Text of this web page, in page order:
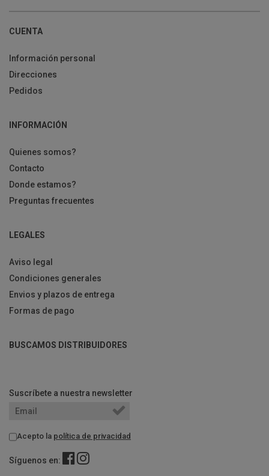
CUENTA
Información personal
Direcciones
Pedidos
INFORMACIÓN
Quienes somos?
Contacto
Donde estamos?
Preguntas frecuentes
LEGALES
Aviso legal
Condiciones generales
Envios y plazos de entrega
Formas de pago
BUSCAMOS DISTRIBUIDORES
Suscríbete a nuestra newsletter
Acepto la política de privacidad
Síguenos en: